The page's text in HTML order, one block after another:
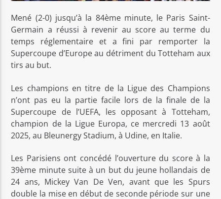
Mené (2-0) jusqu’à la 84ème minute, le Paris Saint-
Germain a réussi à revenir au score au terme du
temps réglementaire et a fini par remporter la
Supercoupe d’Europe au détriment du Totteham aux
tirs au but.
Les champions en titre de la Ligue des Champions
n’ont pas eu la partie facile lors de la finale de la
Supercoupe de l’UEFA, les opposant à Totteham,
champion de la Ligue Europa, ce mercredi 13 août
2025, au Bleunergy Stadium, à Udine, en Italie.
Les Parisiens ont concédé l’ouverture du score à la
39ème minute suite à un but du jeune hollandais de
24 ans, Mickey Van De Ven, avant que les Spurs
double la mise en début de seconde période sur une